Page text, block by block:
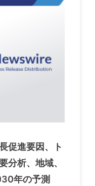
促進要因、ト
分析、地域、
年の予測